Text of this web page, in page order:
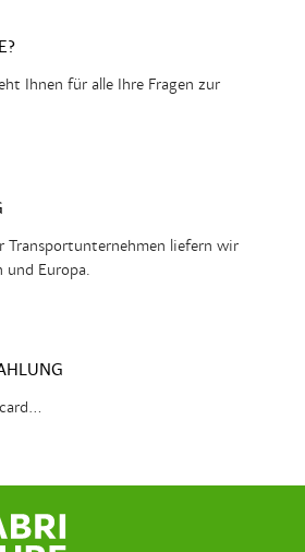
Ihnen für alle Ihre Fragen zur
Transportunternehmen liefern wir
und Europa.